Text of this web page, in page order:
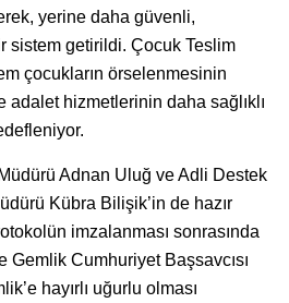
yerine daha güvenli,
sistem getirildi. Çocuk Teslim
çocukların örselenmesinin
hizmetlerinin daha sağlıklı
Adnan Uluğ ve Adli Destek
Kübra Bilişik’in de hazır
imzalanması sonrasında
Gemlik Cumhuriyet Başsavcısı
hayırlı uğurlu olması